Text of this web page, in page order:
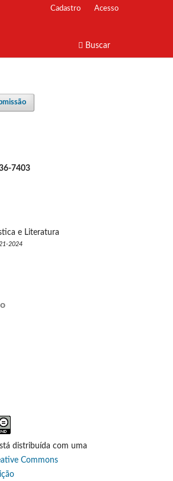
Buscar
Cadastro Acesso
7403
e Literatura
2024
distribuída com uma
Commons